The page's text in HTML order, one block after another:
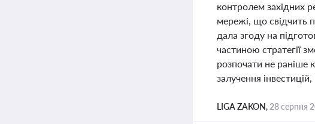
контролем західних
мережі, що свідчить
дала згоду на
частиною стратегії
розпочати не раніше
залучення
LIGA ZAKON, 28 серпня